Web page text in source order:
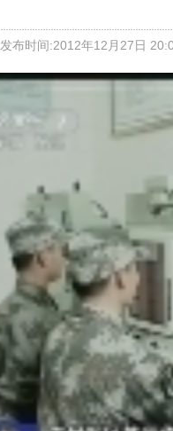
发布时间:2012年12月27日